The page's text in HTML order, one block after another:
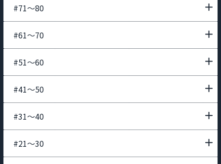
#71〜80
#61〜70
#51〜60
#41〜50
#31〜40
#21〜30